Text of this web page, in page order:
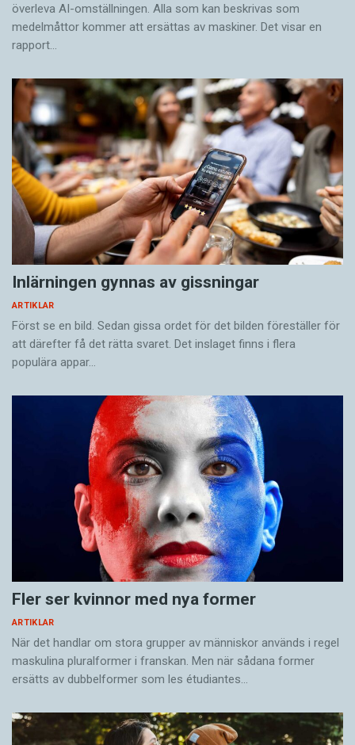
överleva AI-omställningen. Alla som kan beskrivas som
medelmåttor kommer att ersättas av maskiner. Det visar en
rapport…
Inlärningen gynnas av gissningar
ARTIKLAR
Först se en bild. Sedan gissa ordet för det bilden föreställer för
att därefter få det rätta svaret. Det inslaget finns i flera
populära appar…
Fler ser kvinnor med nya former
ARTIKLAR
När det handlar om stora grupper av människor används i regel
maskulina pluralformer i franskan. Men när sådana ­former
ersätts av dubbel­former som les étudiantes…